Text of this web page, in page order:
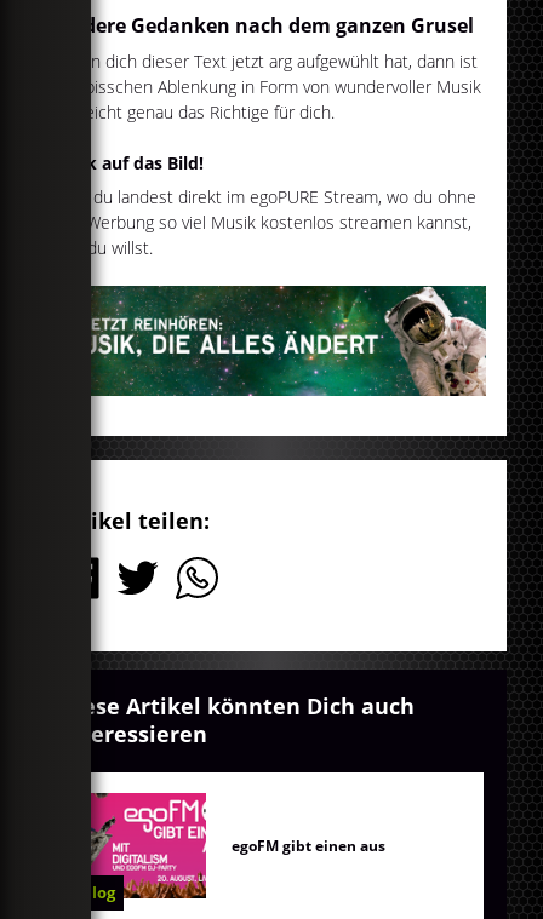
Andere Gedanken nach dem ganzen Grusel
Wenn dich dieser Text jetzt arg aufgewühlt hat, dann ist
ein bisschen Ablenkung in Form von wundervoller Musik
vielleicht genau das Richtige für dich.
Klick auf das Bild!
Und du landest direkt im egoPURE Stream, wo du ohne
viel Werbung so viel Musik kostenlos streamen kannst,
wie du willst.
Artikel teilen:
Diese Artikel könnten Dich auch
interessieren
Blog
egoFM gibt einen aus